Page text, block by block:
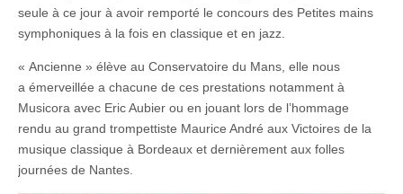
seule à ce jour à avoir remporté le concours des Petites mains
symphoniques à la fois en classique et en jazz.
« Ancienne » élève au Conservatoire du Mans, elle nous
a émerveillée a chacune de ces prestations notamment à
Musicora avec Eric Aubier ou en jouant lors de l’hommage
rendu au grand trompettiste Maurice André aux Victoires de la
musique classique à Bordeaux et dernièrement aux folles
journées de Nantes.